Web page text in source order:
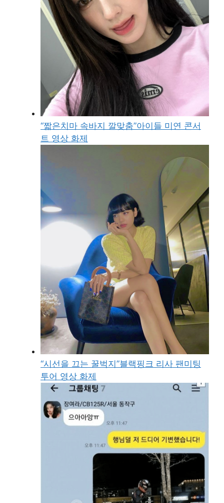
“짧은치마 속바지 깔맞춤”아이들 미연 콘서
트 영상 화제
“시선을 끄는 꿀벅지”블랙핑크 리사 팬미팅
투어 영상 화제